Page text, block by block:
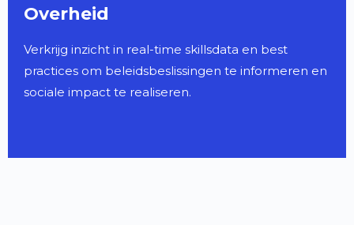
Overheid
Verkrijg inzicht in real-time skillsdata en best
practices om beleidsbeslissingen te informeren en
sociale impact te realiseren.